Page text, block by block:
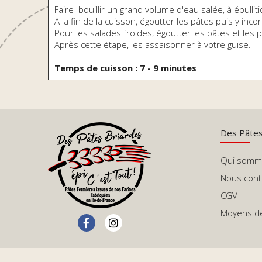
Faire bouillir un grand volume d'eau salée, à
A la fin de la cuisson, égoutter les pâtes puis y
Pour les salades froides, égoutter les pâtes et
Après cette étape, les assaisonner à votre guise.
Temps de cuisson : 7 - 9 minutes
Des
Qui
Nous
CGV
Moyens